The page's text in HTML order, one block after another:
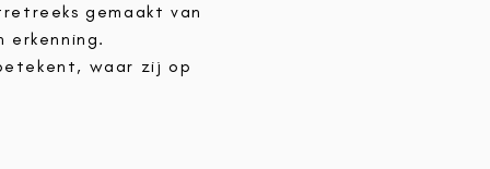
gemaakt van
erkenning.
waar zij op